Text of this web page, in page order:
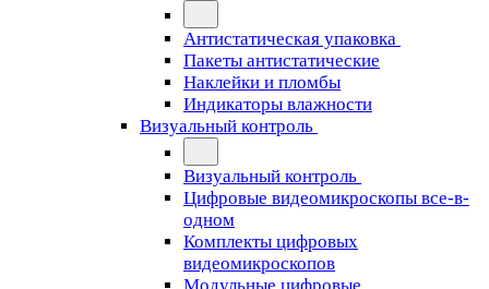
Антистатическая упаковка
Пакеты антистатические
Наклейки и пломбы
Индикаторы влажности
Визуальный контроль
Визуальный контроль
Цифровые видеомикроскопы все-в-
одном
Комплекты цифровых
видеомикроскопов
Модульные цифровые